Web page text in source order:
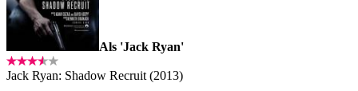
Als 'Jack Ryan'
Jack Ryan: Shadow Recruit (2013)